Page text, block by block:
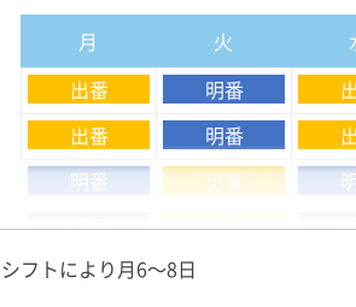
□研修内容□
入社後から初乗務までの流れをご説明
心者の方でも丁寧に指導いたします。
ステップ1 1種免許のみお持ちの方は
免許取得費用は全額会社負担。最短10
試験合格率は100％！難しい資格ではあ
ステップ2 既に2種免許をお持ちの方は
月 火
出番
明番
出番
明番
明番
出番
明番
出番
公休
シフトにより月6～8日